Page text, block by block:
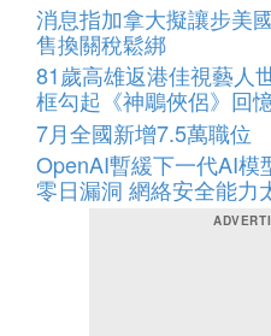
消息指加拿大擬讓步美
售換關稅鬆綁
81歲高雄返港佳視藝人
框勾起《神鵰俠侶》回
7月全國新增7.5萬職位
OpenAI暫緩下一代AI模
零日漏洞 網絡安全能力